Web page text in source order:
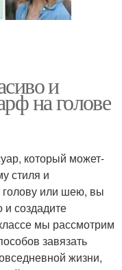
и
на голове
который может-
стиля и
или шею, вы
и создадите
мы рассмотрим
завязать
жизни,